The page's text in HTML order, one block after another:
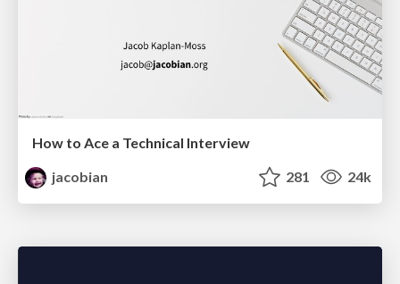
How to Ace a Technical Interview
jacobian
281 24k